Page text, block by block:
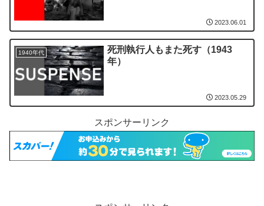
2023.06.01
1940年代
死刑執行人もまた死す（1943
年）
2023.05.29
スポンサーリンク